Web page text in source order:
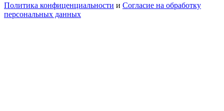
Политика конфиценциальности и Согласие на обработку
персональных данных